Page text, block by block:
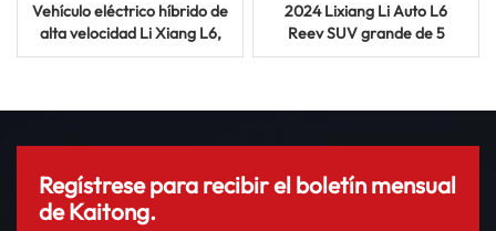
Vehículo eléctrico híbrido de
alta velocidad Li Xiang L6,
nuevo, grande, de lujo, de
2024 Lixiang Li Auto L6
Reev SUV grande de 5
puertas y 5 asientos Coche
Regístrese para recibir el boletín mensual
de Kaitong.